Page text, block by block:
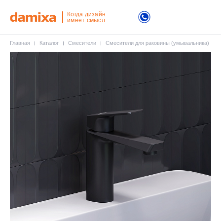
Когда дизайн
имеет смысл
Главная Каталог Смесители Смесители для раковины (умывальника)